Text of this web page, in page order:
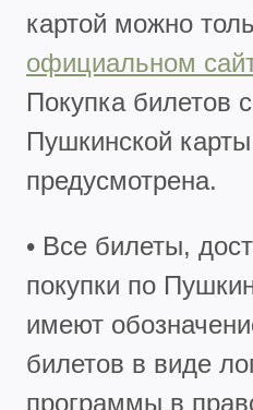
картой можно
официальном
Покупка билетов
Пушкинской
предусмотрена.
• Все билеты,
покупки по
имеют
билетов в виде
программы в